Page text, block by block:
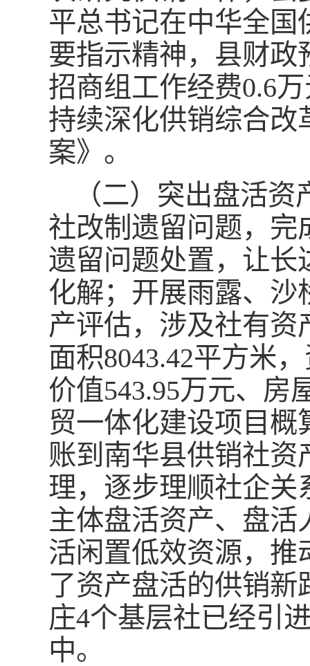
平总书记在中华全国
要指示精神，县财政
招商组工作经费0.6
持续深化供销综合改
案》。
（二）突出盘活
社改制遗留问题，完
遗留问题处置，让长
化解；开展雨露、
产评估，涉及社有资
面积8043.42平方米
价值543.95万元、房
贸一体化建设项目概
账到南华县供销社
理，逐步理顺社企关
主体盘活资产、盘活
活闲置低效资源，
了资产盘活的供销
庄4个基层社已经引
中。